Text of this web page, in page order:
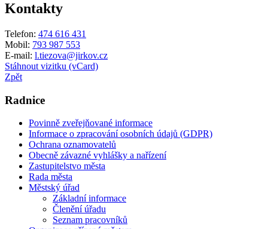
Kontakty
Telefon: 474 616 431
Mobil: 793 987 553
E-mail: l.tiezova@jirkov.cz
Stáhnout vizitku (vCard)
Zpět
Radnice
Povinně zveřejňované informace
Informace o zpracování osobních údajů (GDPR)
Ochrana oznamovatelů
Obecně závazné vyhlášky a nařízení
Zastupitelstvo města
Rada města
Městský úřad
Základní informace
Členění úřadu
Seznam pracovníků